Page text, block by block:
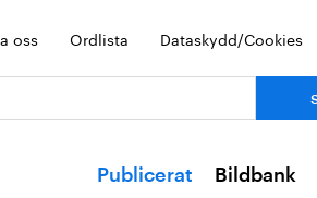
oss Ordlista Dataskydd/Cookies
Publicerat Bildbank